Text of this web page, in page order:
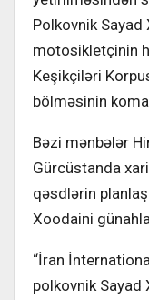
Polkovnik Sayad
motosikletçinin
Keşikçiləri
bölməsinin
Bəzi mənbələr
Gürcüstanda
qəsdlərin
Xoodaini
“İran
polkovnik Sayad